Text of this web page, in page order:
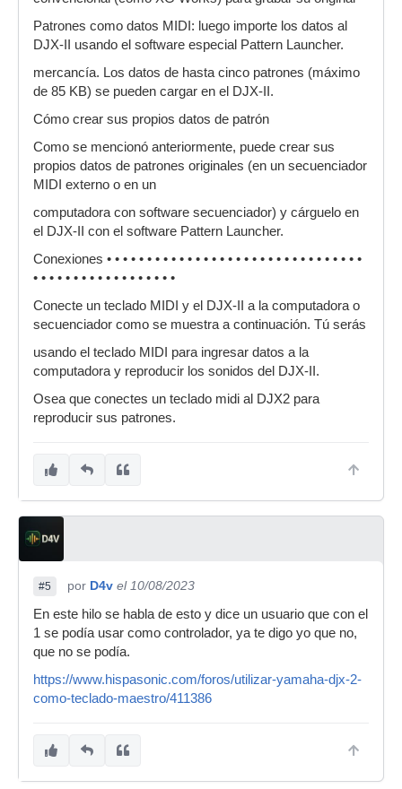
Patrones como datos MIDI: luego importe los datos al
DJX-II usando el software especial Pattern Launcher.
mercancía. Los datos de hasta cinco patrones (máximo
de 85 KB) se pueden cargar en el DJX-II.
Cómo crear sus propios datos de patrón
Como se mencionó anteriormente, puede crear sus
propios datos de patrones originales (en un secuenciador
MIDI externo o en un
computadora con software secuenciador) y cárguelo en
el DJX-II con el software Pattern Launcher.
Conexiones • • • • • • • • • • • • • • • • • • • • • • • • • • • • • • • •
• • • • • • • • • • • • • • • • • •
Conecte un teclado MIDI y el DJX-II a la computadora o
secuenciador como se muestra a continuación. Tú serás
usando el teclado MIDI para ingresar datos a la
computadora y reproducir los sonidos del DJX-II.
Osea que conectes un teclado midi al DJX2 para
reproducir sus patrones.
#5 por D4v el 10/08/2023
En este hilo se habla de esto y dice un usuario que con el
1 se podía usar como controlador, ya te digo yo que no,
que no se podía.
https://www.hispasonic.com/foros/utilizar-yamaha-djx-2-
como-teclado-maestro/411386